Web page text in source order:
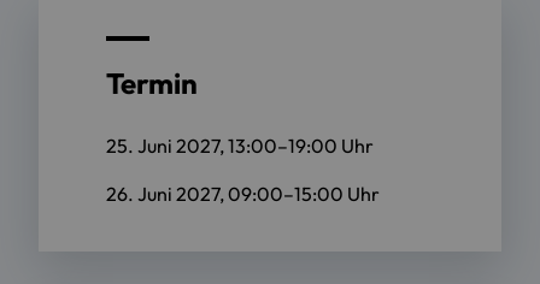
Termin
25. Juni 2027, 13:00–19:00 Uhr
26. Juni 2027, 09:00–15:00 Uhr